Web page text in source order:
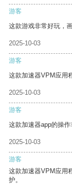
游客
这款游戏非常好玩，
2025-10-03
游客
这款加速器VPM应用
2025-10-03
游客
这款加速器app的操作
2025-10-03
游客
这款加速器VPM应用
护。